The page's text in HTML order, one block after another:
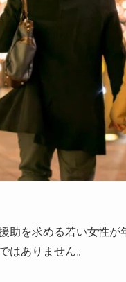
助を求める若い女性
はありません。